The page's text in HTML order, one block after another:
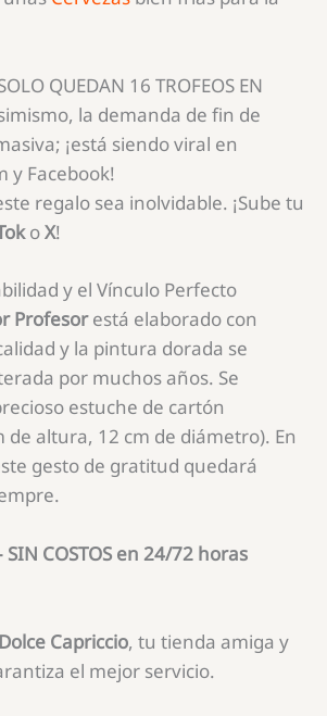
QUEDAN 16 TROFEOS EN
la demanda de fin de
¡está siendo viral en
y Facebook!
regalo sea inolvidable. ¡Sube tu
oX!
y el Vínculo Perfecto
Profesorestá elaborado con
y la pintura dorada se
por muchos años. Se
estuche de cartón
de altura, 12 cm de diámetro). En
gesto de gratitud quedará
SIN COSTOS en 24/72 horas
Dolce Capriccio, tu tienda amiga y
el mejor servicio.